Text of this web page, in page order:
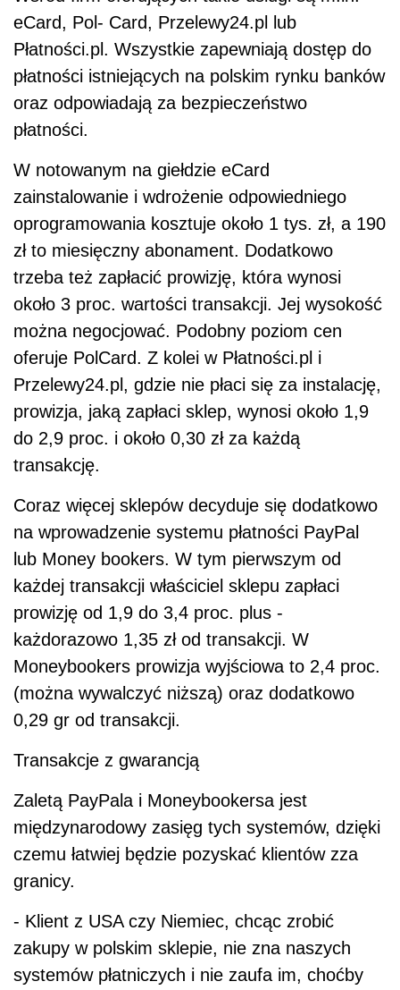
eCard, Pol- Card, Przelewy24.pl lub
Płatności.pl. Wszystkie zapewniają dostęp do
płatności istniejących na polskim rynku banków
oraz odpowiadają za bezpieczeństwo
płatności.
W notowanym na giełdzie eCard
zainstalowanie i wdrożenie odpowiedniego
oprogramowania kosztuje około 1 tys. zł, a 190
zł to miesięczny abonament. Dodatkowo
trzeba też zapłacić prowizję, która wynosi
około 3 proc. wartości transakcji. Jej wysokość
można negocjować. Podobny poziom cen
oferuje PolCard. Z kolei w Płatności.pl i
Przelewy24.pl, gdzie nie płaci się za instalację,
prowizja, jaką zapłaci sklep, wynosi około 1,9
do 2,9 proc. i około 0,30 zł za każdą
transakcję.
Coraz więcej sklepów decyduje się dodatkowo
na wprowadzenie systemu płatności PayPal
lub Money bookers. W tym pierwszym od
każdej transakcji właściciel sklepu zapłaci
prowizję od 1,9 do 3,4 proc. plus -
każdorazowo 1,35 zł od transakcji. W
Moneybookers prowizja wyjściowa to 2,4 proc.
(można wywalczyć niższą) oraz dodatkowo
0,29 gr od transakcji.
Transakcje z gwarancją
Zaletą PayPala i Moneybookersa jest
międzynarodowy zasięg tych systemów, dzięki
czemu łatwiej będzie pozyskać klientów zza
granicy.
- Klient z USA czy Niemiec, chcąc zrobić
zakupy w polskim sklepie, nie zna naszych
systemów płatniczych i nie zaufa im, choćby